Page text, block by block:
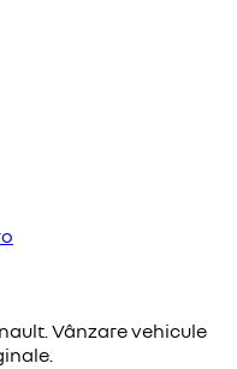
Vânzare vehicule